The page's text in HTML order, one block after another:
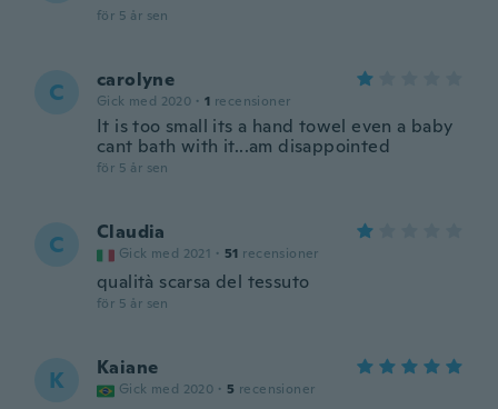
för 5 år sen
C carolyne
Gick med 2020 · 1 recensioner
It is too small its a hand towel even a baby
cant bath with it...am disappointed
för 5 år sen
C Claudia
Gick med 2021 · 51 recensioner
qualità scarsa del tessuto
för 5 år sen
K Kaiane
Gick med 2020 · 5 recensioner